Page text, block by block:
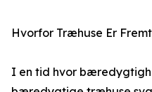
Hvorfor Træhuse Er
I en tid hvor